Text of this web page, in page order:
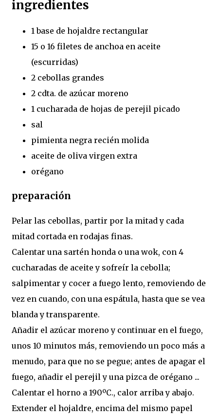
ingredientes
1 base de hojaldre rectangular
15 o 16 filetes de anchoa en aceite
(escurridas)
2 cebollas grandes
2 cdta. de azúcar moreno
1 cucharada de hojas de perejil picado
sal
pimienta negra recién molida
aceite de oliva virgen extra
orégano
preparación
Pelar las cebollas, partir por la mitad y cada
mitad cortada en rodajas finas.
Calentar una sartén honda o una wok, con 4
cucharadas de aceite y sofreír la cebolla;
salpimentar y cocer a fuego lento, removiendo de
vez en cuando, con una espátula, hasta que se vea
blanda y transparente.
Añadir el azúcar moreno y continuar en el fuego,
unos 10 minutos más, removiendo un poco más a
menudo, para que no se pegue; antes de apagar el
fuego, añadir el perejil y una pizca de orégano ...
Calentar el horno a 190ºC., calor arriba y abajo.
Extender el hojaldre, encima del mismo papel